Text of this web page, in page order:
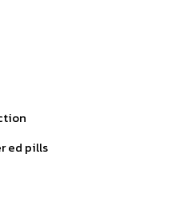
ed pills